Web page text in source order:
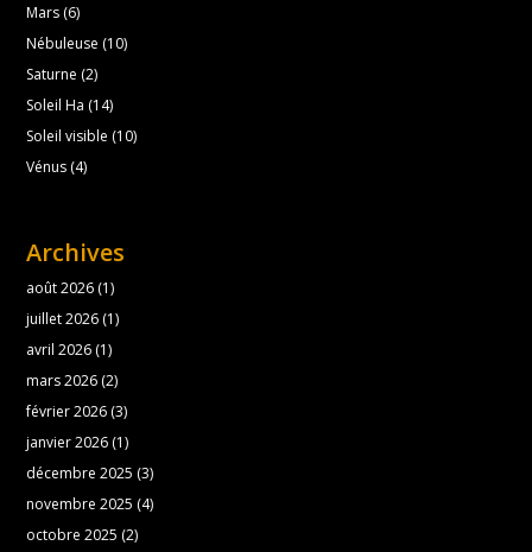
Mars (6)
Nébuleuse (10)
Saturne (2)
Soleil Ha (14)
Soleil visible (10)
Vénus (4)
Archives
août 2026 (1)
juillet 2026 (1)
avril 2026 (1)
mars 2026 (2)
février 2026 (3)
janvier 2026 (1)
décembre 2025 (3)
novembre 2025 (4)
octobre 2025 (2)